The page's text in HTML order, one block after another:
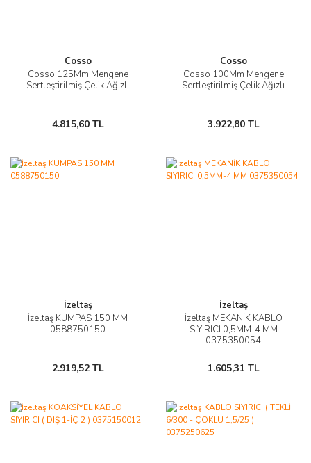
Cosso
Cosso 125Mm Mengene
Sertleştirilmiş Çelik Ağızlı
4.815,60 TL
Cosso
Cosso 100Mm Mengene
Sertleştirilmiş Çelik Ağızlı
3.922,80 TL
İzeltaş
İzeltaş KUMPAS 150 MM
0588750150
2.919,52 TL
İzeltaş
İzeltaş MEKANİK KABLO
SIYIRICI 0,5MM-4 MM
0375350054
1.605,31 TL